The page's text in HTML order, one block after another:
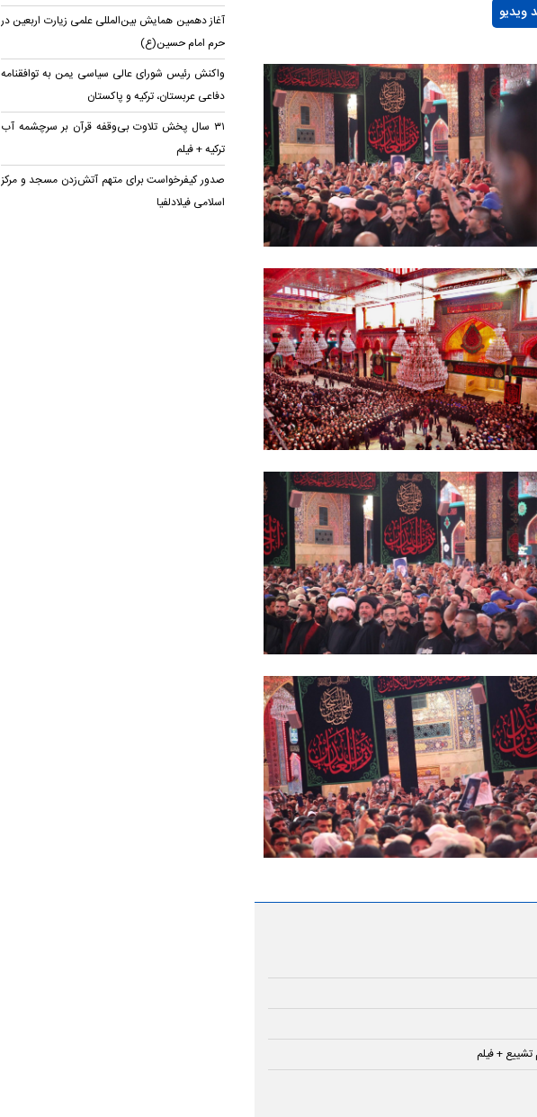
ویدیو
+ فیلم
آغاز دهمین همایش بین‌المللی علمی زیارت اربعین در
حرم امام حسین(ع)
واکنش رئیس شورای عالی سیاسی یمن به توافقنامه
دفاعی عربستان، ترکیه و پاکستان
۳۱ سال پخش تلاوت بی‌وقفه قرآن بر سرچشمه آب
ترکیه + فیلم
صدور کیفرخواست برای متهم آتش‌زدن مسجد و مرکز
اسلامی فیلادلفیا